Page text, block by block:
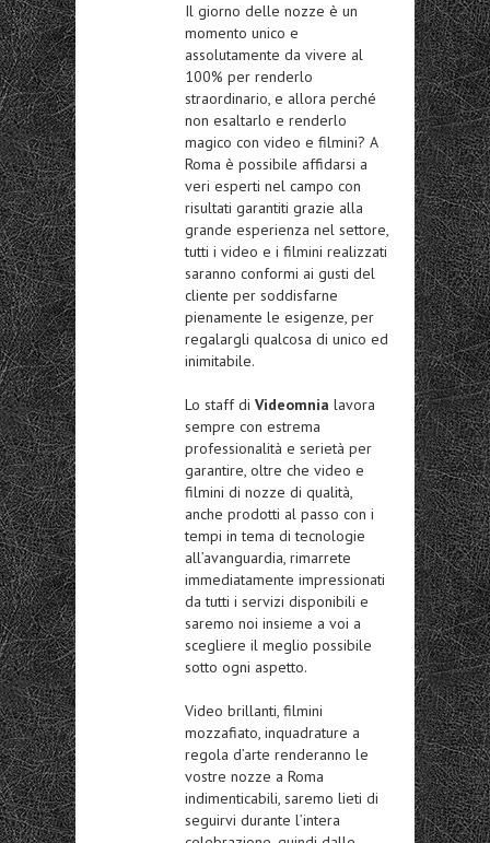
Il giorno delle nozze è un
momento unico e
assolutamente da vivere al
100% per renderlo
straordinario, e allora perché
non esaltarlo e renderlo
magico con video e filmini? A
Roma è possibile affidarsi a
veri esperti nel campo con
risultati garantiti grazie alla
grande esperienza nel settore,
tutti i video e i filmini realizzati
saranno conformi ai gusti del
cliente per soddisfarne
pienamente le esigenze, per
regalargli qualcosa di unico ed
inimitabile.
Lo staff di Videomnia lavora
sempre con estrema
professionalità e serietà per
garantire, oltre che video e
filmini di nozze di qualità,
anche prodotti al passo con i
tempi in tema di tecnologie
all’avanguardia, rimarrete
immediatamente impressionati
da tutti i servizi disponibili e
saremo noi insieme a voi a
scegliere il meglio possibile
sotto ogni aspetto.
Video brillanti, filmini
mozzafiato, inquadrature a
regola d’arte renderanno le
vostre nozze a Roma
indimenticabili, saremo lieti di
seguirvi durante l’intera